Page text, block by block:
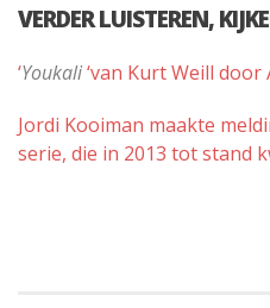
VERDER LUISTEREN,
‘Youkali‘van Kurt Weill door
Jordi Kooiman maakte
serie, die in 2013 tot stand